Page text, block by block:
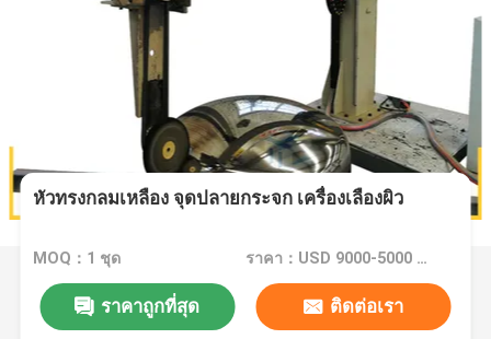
หัวทรงกลมเหลือง จุดปลายกระจก เครื่องเลืองผิว
MOQ：1 ชุด ราคา：USD 9000-5000 Dollar per set
ราคาถูกที่สุด ติดต่อเรา